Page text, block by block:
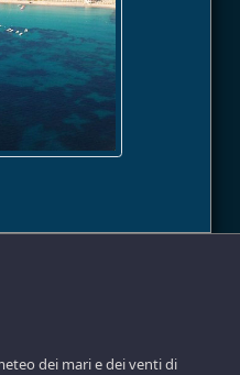
dei mari e dei venti di